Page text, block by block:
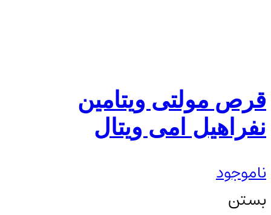
قرص مولتی ویتامین
نفراهیل امی ویتال
ناموجود
بستن